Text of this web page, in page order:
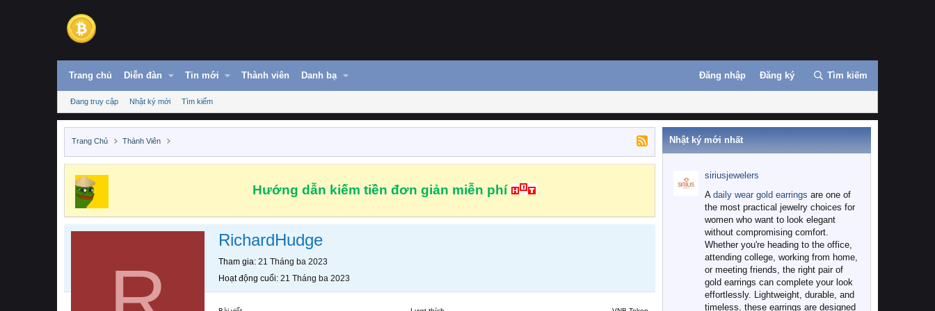
Trang chủ Diễn đàn Tin mới Thành viên Danh bạ Đăng nhập Đăng ký Tìm kiếm
Đang truy cập Nhật ký mới Tìm kiếm
Trang Chủ Thành Viên
Hướng dẫn kiếm tiền đơn giản miễn phí
RichardHudge
Tham gia 21 Tháng ba 2023
Hoạt động cuối 21 Tháng ba 2023
Nhật ký mới nhất
siriusjewelers
A daily wear gold earrings are one of
the most practical jewelry choices for
women who want to look elegant
without compromising comfort.
Whether you're heading to the office,
attending college, working from home,
or meeting friends, the right pair of
gold earrings can complete your look
effortlessly. Lightweight, durable, and
timeless, these earrings are designed